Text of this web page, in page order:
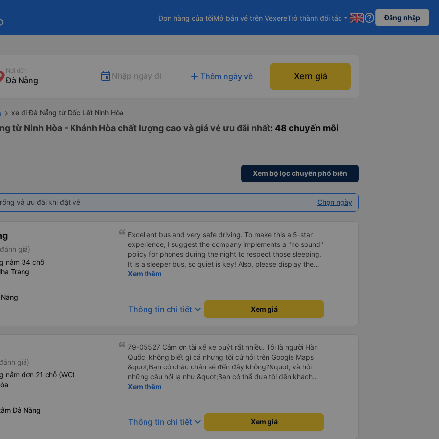
Đơn hàng của tôiMở bán vé trên VexereTrở thành đối tác arrow_drop_down help_outline Đăng nhập
Nơi đến
Nhập ngày đi add Thêm ngày về Xem giá
xe đi Đà Nẵng từ Dốc Lết Ninh Hòa
từ Ninh Hòa - Khánh Hòa chất lượng cao và giá vé ưu đãi nhất: 48 chuyến mỗi
Xem bộ lọc chuyến phổ biến
và ưu đãi khi đặt vé Chọn ngày
giá)
nằm 34 chỗ
Trang
Excellent bus and very safe driving. To make this a 5-star
experience, I suggest the company implements a "no sound"
policy for phones during the night to respect those sleeping.
It is a sleeper bus, so quiet is key! Also, please display the
Wi-Fi password clearly inside the cabin for convenience. I
hơn, tôi góp ý nhà xe nên có quy định rõ ràng về việc giữ im
lặng (tắt âm thanh điện thoại) vào ban đêm để tránh làm
Tôi vẫn sẽ tiếp tục ủng hộ nhà xe trong tương lai!
Xem thêm
Thông tin chi tiết keyboard_arrow_down Xem giá
giá)
nằm đơn 21 chỗ (WC)
Đà Nẵng
79-05527 Cảm ơn tài xế xe buýt rất nhiều. Tôi là người Hàn
Quốc, không biết gì cả nhưng tôi cứ hỏi trên Google Maps
&quot;Bạn có chắc chắn sẽ đến đây không?&quot; và hỏi
những câu hỏi lạ như &quot;Bạn có thể đưa tôi đến khách
sạn của chúng tôi không?&quot; Nhưng tài xế đã quan tâm.
và thậm chí còn đón tôi tại khách sạn bằng xe limousine vào
buổi sáng. ngu ngốc đến mức tôi nghĩ tài xế đã giúp tôi. Nếu
Xem thêm
Thông tin chi tiết keyboard_arrow_down Xem giá